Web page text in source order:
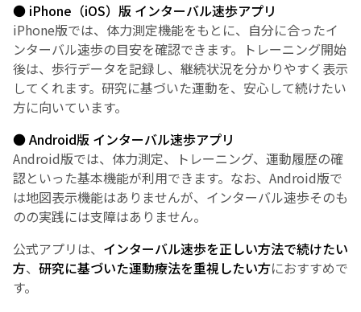
● iPhone（iOS）版 インターバル速歩アプリ
iPhone版では、体力測定機能をもとに、自分に合ったイ
ンターバル速歩の目安を確認できます。トレーニング開始
後は、歩行データを記録し、継続状況を分かりやすく表示
してくれます。研究に基づいた運動を、安心して続けたい
方に向いています。
● Android版 インターバル速歩アプリ
Android版では、体力測定、トレーニング、運動履歴の確
認といった基本機能が利用できます。なお、Android版で
は地図表示機能はありませんが、インターバル速歩そのも
のの実践には支障はありません。
公式アプリは、 インターバル速歩を正しい方法で続けたい
方、 研究に基づいた運動療法を重視したい方におすすめで
す。